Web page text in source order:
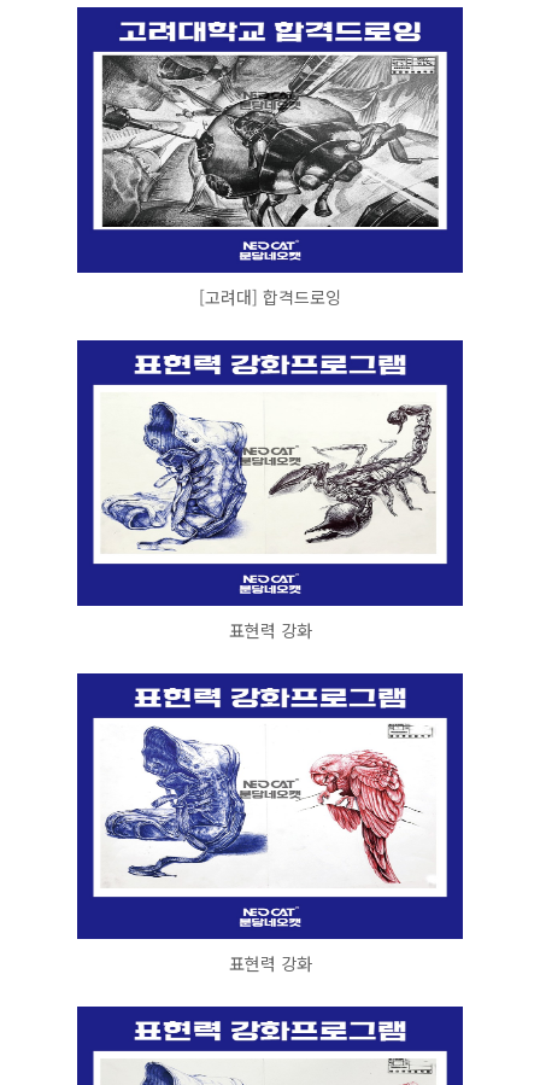
[고려대] 합격드로잉
표현력 강화
표현력 강화